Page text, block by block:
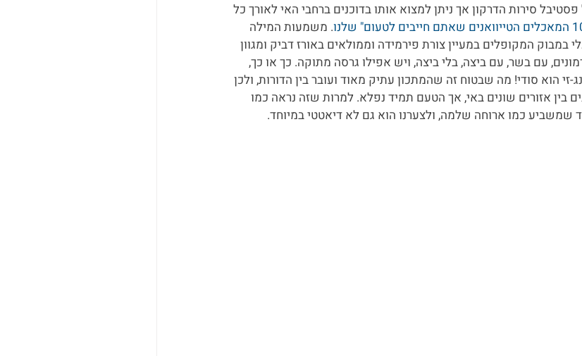
סירות הדרקון אך ניתן למצוא אותו בדוכנים ברחבי האי לאורך כל
. משמעות המילה
במבוק המקופלים במעיין צורת פירמידה וממולאים באורז דביק ומגוון
עם בשר, עם ביצה, בלי ביצה, ויש אפילו גרסה מתוקה. כך או כך,
הוא סודי! מה שבטוח זה שהמתכון עתיק מאוד ועובר בין הדורות, ולכן
בין אזורים שונים באי, אך הטעם תמיד נפלא. למרות שזה נראה כמו
כמו ארוחה שלמה, ולצערנו הוא גם לא דיאטטי במיוחד.